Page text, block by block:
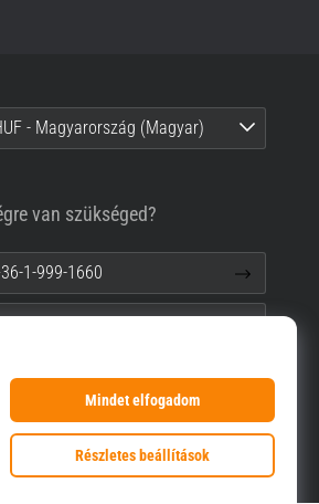
- Magyarország (Magyar)
van szükséged?
1-999-1660